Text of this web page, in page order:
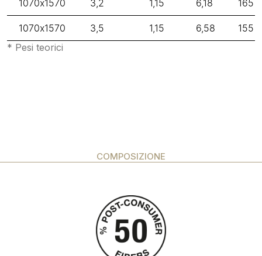
1070x1570 3,2 1,15 6,18 165
1070x1570 3,5 1,15 6,58
155
* Pesi teorici
COMPOSIZIONE